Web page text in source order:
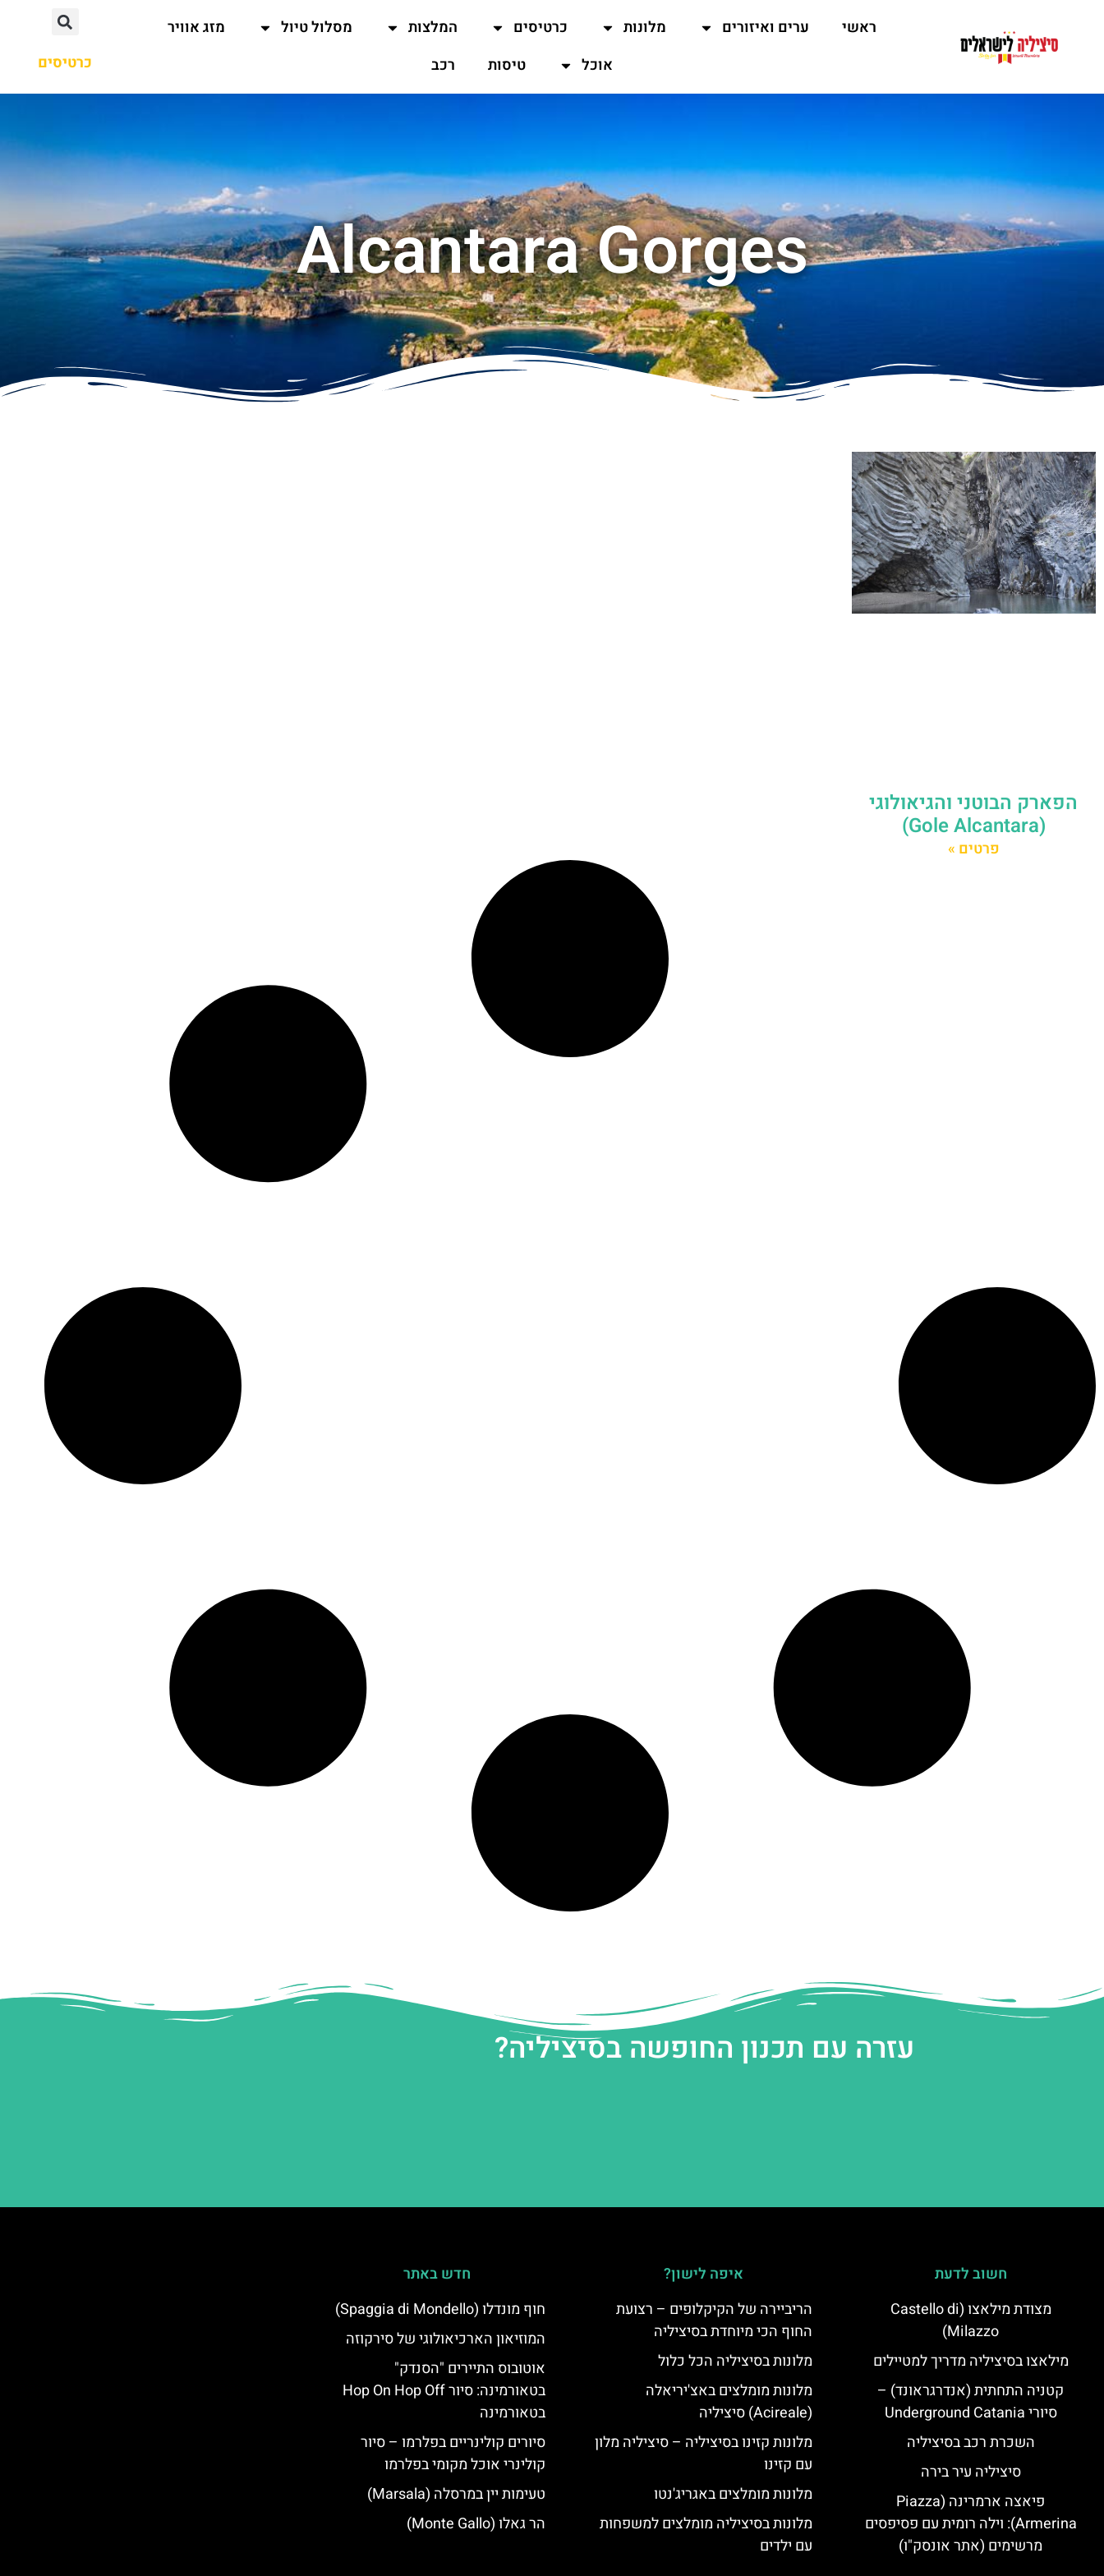
ראשי ערים ואיזורים מלונות כרטיסים המלצות מסלול טיול
מזג אוויר
אוכל
טיסות רכב כרטיסים
Alcantara Gorges
הפארק הבוטני והגיאולוגי
(Gole Alcantara)
פרטים »
עזרה עם תכנון החופשה בסיציליה?
חשוב לדעת
מצודת מילאצו (Castello di
Milazzo)
מילאצו בסיציליה מדריך למטיילים
קטניה התחתית (אנדרגראונד) –
סיורי Underground Catania
השכרת רכב בסיציליה
סיציליה עיר בירה
פיאצה ארמרינה (Piazza
Armerina): וילה רומית עם פסיפסים
מרשימים (אתר אונסק"ו)
איפה לישון?
הריביירה של הקיקלופים – רצועת
החוף הכי מיוחדת בסיציליה
מלונות בסיציליה הכל כלול
מלונות מומלצים באצ'יריאלה
(Acireale) סיציליה
מלונות קזינו בסיציליה – סיציליה מלון
עם קזינו
מלונות מומלצים באגריג'נטו
מלונות בסיציליה מומלצים למשפחות
עם ילדים
חדש באתר
חוף מונדלו (Spaggia di Mondello)
המוזיאון הארכיאולוגי של סירקוזה
אוטובוס התיירים "הסנדק"
בטאורמינה: סיור Hop On Hop Off
בטאורמינה
סיורים קולינריים בפלרמו – סיור
קולינרי אוכל מקומי בפלרמו
טעימות יין במרסלה (Marsala)
הר גאלו (Monte Gallo)